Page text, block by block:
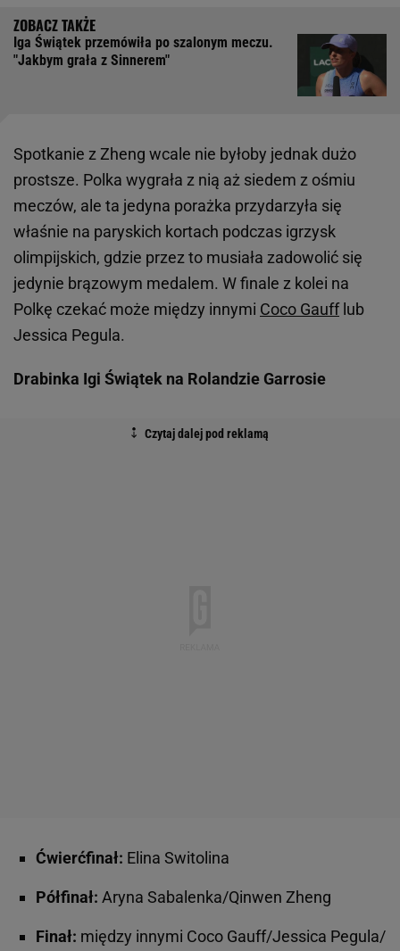
Iga Świątek przemówiła po szalonym meczu.
"Jakbym grała z Sinnerem"
Spotkanie z Zheng wcale nie byłoby jednak dużo
prostsze. Polka wygrała z nią aż siedem z ośmiu
meczów, ale ta jedyna porażka przydarzyła się
właśnie na paryskich kortach podczas igrzysk
olimpijskich, gdzie przez to musiała zadowolić się
jedynie brązowym medalem. W finale z kolei na
Polkę czekać może między innymi Coco Gaufflub
Jessica Pegula.
Drabinka Igi Świątek na Rolandzie Garrosie
Ćwierćfinał: Elina Switolina
Półfinał: Aryna Sabalenka/Qinwen Zheng
Finał: między innymi Coco Gauff/Jessica Pegula/